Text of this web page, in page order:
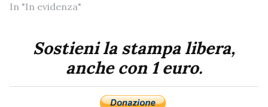
In "In evidenza"
Sostieni la stampa libera,
anche con 1 euro.